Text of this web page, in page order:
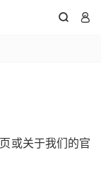
 
或关于我们的官